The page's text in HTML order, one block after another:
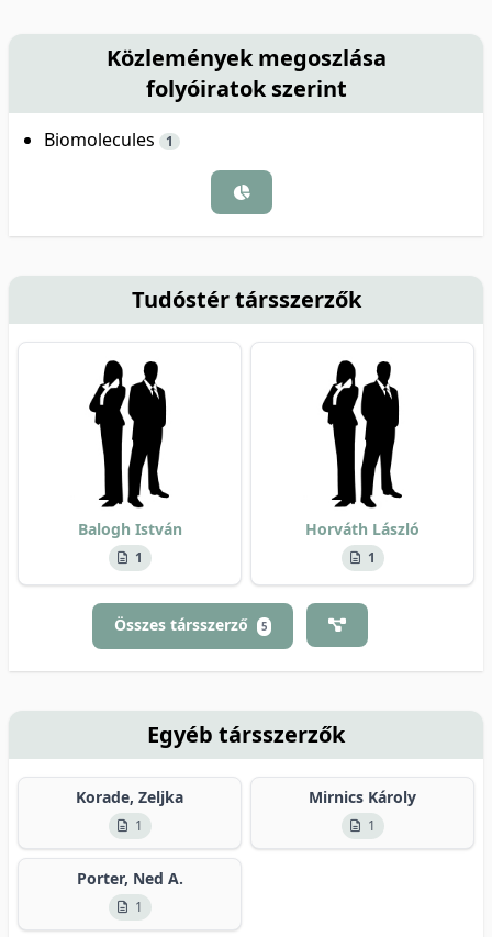
Közlemények megoszlása
folyóiratok szerint
Biomolecules 1
Tudóstér társszerzők
Balogh István
1
Horváth László
1
Összes társszerző 5
Egyéb társszerzők
Korade, Zeljka
1
Mirnics Károly
1
Porter, Ned A.
1